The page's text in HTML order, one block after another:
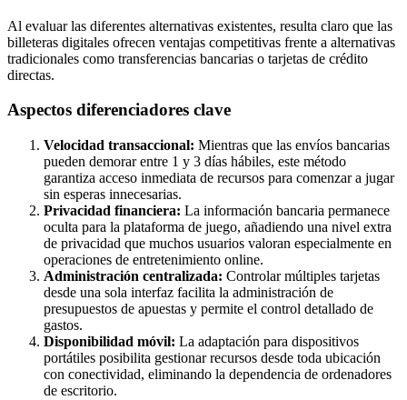
Al evaluar las diferentes alternativas existentes, resulta claro que las
billeteras digitales ofrecen ventajas competitivas frente a alternativas
tradicionales como transferencias bancarias o tarjetas de crédito
directas.
Aspectos diferenciadores clave
Velocidad transaccional: Mientras que las envíos bancarias
pueden demorar entre 1 y 3 días hábiles, este método
garantiza acceso inmediata de recursos para comenzar a jugar
sin esperas innecesarias.
Privacidad financiera: La información bancaria permanece
oculta para la plataforma de juego, añadiendo una nivel extra
de privacidad que muchos usuarios valoran especialmente en
operaciones de entretenimiento online.
Administración centralizada: Controlar múltiples tarjetas
desde una sola interfaz facilita la administración de
presupuestos de apuestas y permite el control detallado de
gastos.
Disponibilidad móvil: La adaptación para dispositivos
portátiles posibilita gestionar recursos desde toda ubicación
con conectividad, eliminando la dependencia de ordenadores
de escritorio.